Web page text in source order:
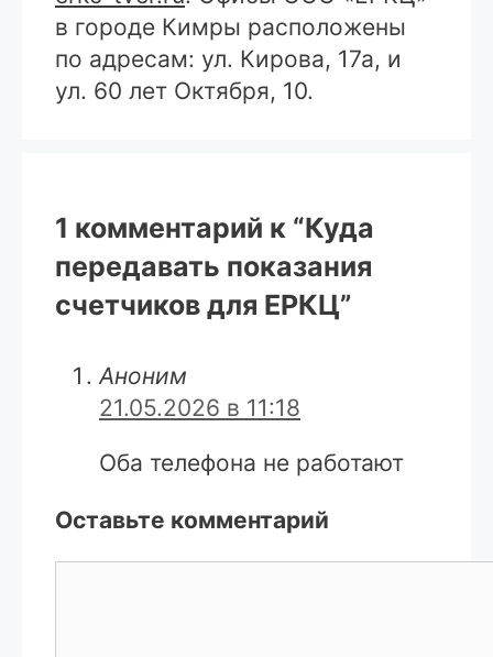
в городе Кимры расположены
по адресам: ул. Кирова, 17а, и
ул. 60 лет Октября, 10.
1 комментарий к “Куда
передавать показания
счетчиков для ЕРКЦ”
Аноним
21.05.2026 в 11:18
Оба телефона не работают
Оставьте комментарий